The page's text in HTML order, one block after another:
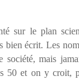
sur le plan
bien écrit. Les
mais
50 et on y croit,